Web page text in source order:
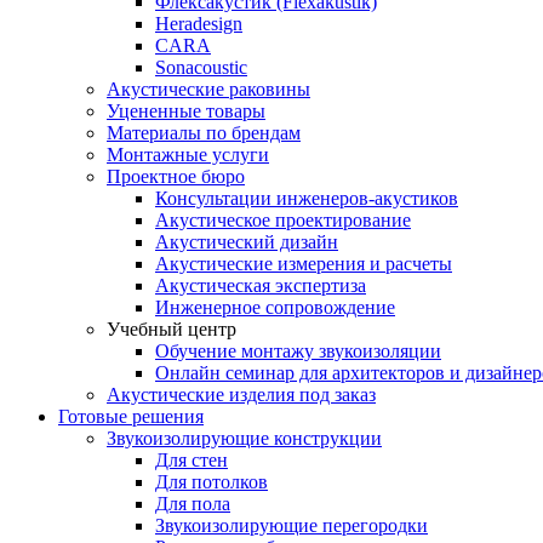
Heradesign
CARA
Sonacoustic
Акустические раковины
Уцененные товары
Материалы по брендам
Монтажные услуги
Проектное бюро
Консультации инженеров-акустиков
Акустическое проектирование
Акустический дизайн
Акустические измерения и расчеты
Акустическая экспертиза
Инженерное сопровождение
Учебный центр
Обучение монтажу звукоизоляции
Онлайн семинар для архитекторов и
Акустические изделия под заказ
Готовые решения
Звукоизолирующие конструкции
Для стен
Для потолков
Для пола
Звукоизолирующие перегородки